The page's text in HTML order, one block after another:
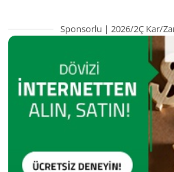
Sponsorlu | 2026/2Ç Kar/